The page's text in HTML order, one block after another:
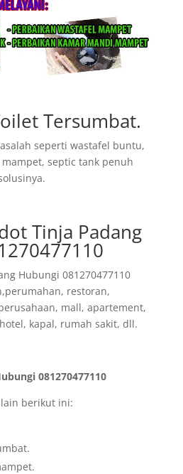
Tersumbat.
seperti wastafel buntu,
septic tank penuh
Tinja Padang
Hubungi 081270477110
restoran,
mall, apartement,
kapal, rumah sakit, dll.
081270477110
berikut ini: